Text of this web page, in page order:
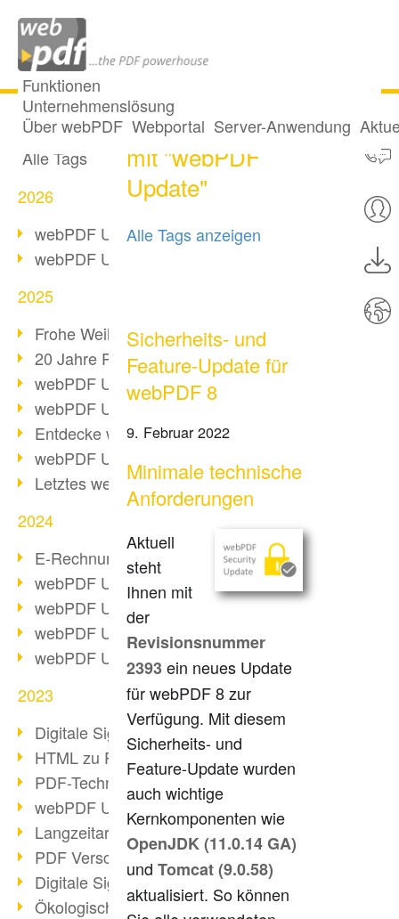
Funktionen
Unternehmenslösung
Über webPDF Webportal Server-Anwendung
Alle Beiträge
Alle Tags
2026
webPDF Update 10.0.5
webPDF Update 10.0.4
2025
Frohe Weihnachten & Auszeit
20 Jahre PDF/A
webPDF Update 10.0.3
webPDF Update 10.0.2
Entdecke webPDF 10
webPDF Update 9.0.0.3655
Letztes webPDF 8 Update
2024
E-Rechnungsstellung ab 2025
webPDF Update 9.0.0.3584
webPDF Update 9.0.0.3479
webPDF Update 9.0.0.3361
webPDF Update 9.0.0.3264
2023
Digitale Signatur in PDF
HTML zu PDF
PDF-Techniken für Barrierefreiheit
webPDF Update 9.0.0.3149
Langzeitarchivierung mit PDF/A
PDF Verschlüsselung
Digitale Signaturen
Ökologischen Abdruck reduzieren
34 Posts getaggt
mit "webPDF
Update"
Alle Tags anzeigen
Sicherheits- und
Feature-Update für
webPDF 8
9. Februar 2022
Minimale technische
Anforderungen
Aktuell
steht
Ihnen mit
der
Revisionsnummer
2393ein neues Update
für webPDF 8 zur
Verfügung. Mit diesem
Sicherheits- und
Feature-Update wurden
auch wichtige
Kernkomponenten wie
OpenJDK (11.0.14 GA)
und Tomcat (9.0.58)
aktualisiert. So können